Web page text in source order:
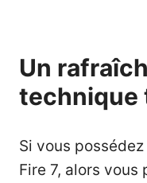
Un
technique
Si vous
Fire 7, alors